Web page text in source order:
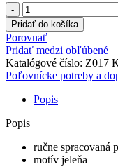
množstvo
Kožené
puzdro
na
doklady
s
poľovníckym
motívom
Pridať do košíka
Porovnať
Pridať medzi obľúbené
Katalógové číslo: Z017
Poľovnícke potreby a
Popis
Popis
ručne spracovaná
motív jeleňa